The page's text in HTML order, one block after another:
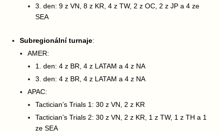
3. den: 9 z VN, 8 z KR, 4 z TW, 2 z OC, 2 z JP a 4 ze
SEA
Subregionální turnaje:
AMER:
1. den: 4 z BR, 4 z LATAM a 4 z NA
3. den: 4 z BR, 4 z LATAM a 4 z NA
APAC:
Tactician’s Trials 1: 30 z VN, 2 z KR
Tactician’s Trials 2: 30 z VN, 2 z KR, 1 z TW, 1 z TH a 1
ze SEA